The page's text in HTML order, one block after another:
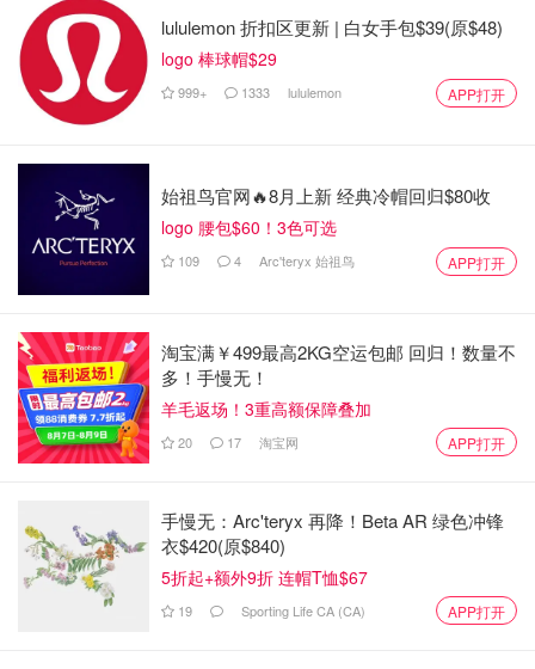
3.TheraTears干眼滋润滴眼液，0.5Fl Oz
含有天然泪液中的五种基本电解质，这有助于纠正眼睛内的
盐分失衡，能即时、持久地缓解干眼症症状。配方不含有防
腐剂，使用起来更加安全。
lululemon 折扣区更新 | 白女手包$39(原$48)
logo 棒球帽$29
999+ 1333 lululemon APP打开
始祖鸟官网🔥8月上新 经典冷帽回归$80收
logo 腰包$60！3色可选
109 4 Arc'teryx 始祖鸟 APP打开
淘宝满￥499最高2KG空运包邮 回归！数量不
多！手慢无！
羊毛返场！3重高额保障叠加
20 17 淘宝网 APP打开
手慢无：Arc'teryx 再降！Beta AR 绿色冲锋
衣$420(原$840)
5折起+额外9折 连帽T恤$67
19 Sporting Life CA (CA) APP打开